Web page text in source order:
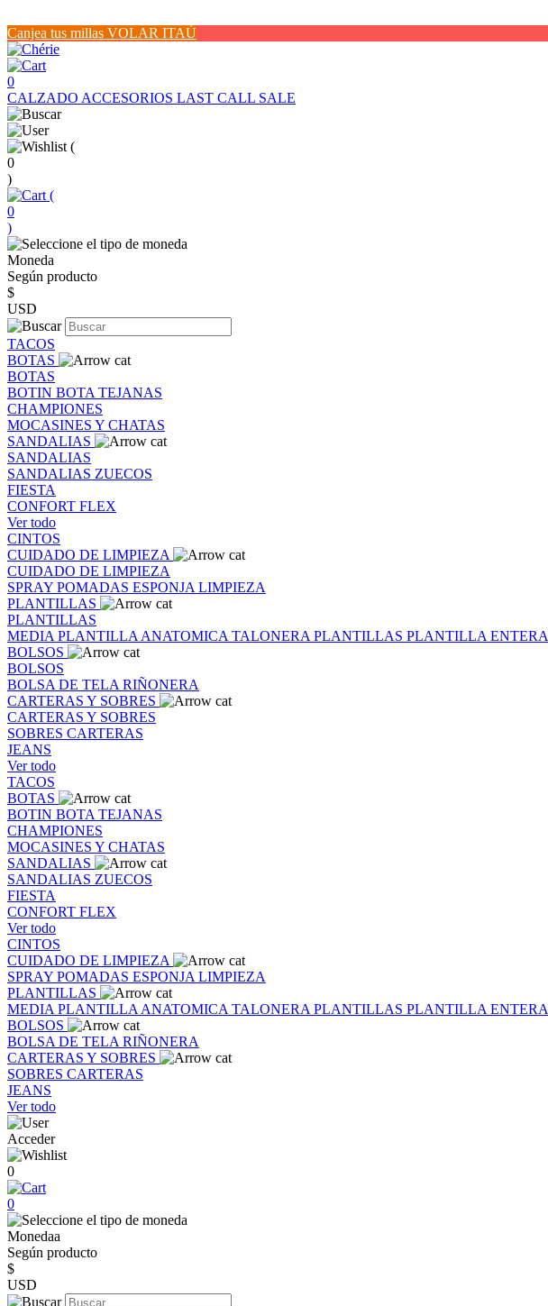
Canjea tus millas VOLAR ITAÚ
0
CALZADO ACCESORIOS LAST CALL SALE
(
0
)
(
0
)
Moneda
Según producto
$
USD
TACOS
BOTAS
BOTAS
BOTIN BOTA TEJANAS
CHAMPIONES
MOCASINES Y CHATAS
SANDALIAS
SANDALIAS
SANDALIAS ZUECOS
FIESTA
CONFORT FLEX
Ver todo
CINTOS
CUIDADO DE LIMPIEZA
CUIDADO DE LIMPIEZA
SPRAY POMADAS ESPONJA LIMPIEZA
PLANTILLAS
PLANTILLAS
MEDIA PLANTILLA ANATOMICA TALONERA PLANTILLAS PLANTILLA ENTERA
BOLSOS
BOLSOS
BOLSA DE TELA RIÑONERA
CARTERAS Y SOBRES
CARTERAS Y SOBRES
SOBRES CARTERAS
JEANS
Ver todo
TACOS
BOTAS
BOTIN BOTA TEJANAS
CHAMPIONES
MOCASINES Y CHATAS
SANDALIAS
SANDALIAS ZUECOS
FIESTA
CONFORT FLEX
Ver todo
CINTOS
CUIDADO DE LIMPIEZA
SPRAY POMADAS ESPONJA LIMPIEZA
PLANTILLAS
MEDIA PLANTILLA ANATOMICA TALONERA PLANTILLAS PLANTILLA ENTERA
BOLSOS
BOLSA DE TELA RIÑONERA
CARTERAS Y SOBRES
SOBRES CARTERAS
JEANS
Ver todo
Acceder
0
0
Monedaa
Según producto
$
USD